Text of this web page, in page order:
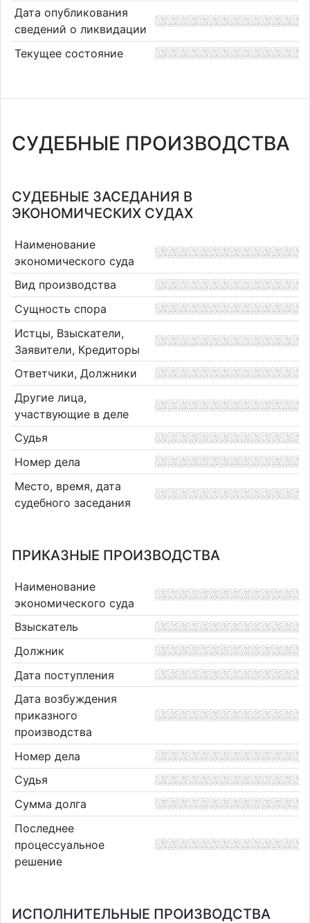
Дата опубликования
сведений о ликвидации
Текущее состояние
СУДЕБНЫЕ ПРОИЗВОДСТВА
СУДЕБНЫЕ ЗАСЕДАНИЯ В
ЭКОНОМИЧЕСКИХ СУДАХ
Наименование
экономического суда
Вид производства
Сущность спора
Истцы, Взыскатели,
Заявители, Кредиторы
Ответчики, Должники
Другие лица,
участвующие в деле
Судья
Номер дела
Место, время, дата
судебного заседания
ПРИКАЗНЫЕ ПРОИЗВОДСТВА
Наименование
экономического суда
Взыскатель
Должник
Дата поступления
Дата возбуждения
приказного
производства
Номер дела
Судья
Сумма долга
Последнее
процессуальное
решение
ИСПОЛНИТЕЛЬНЫЕ ПРОИЗВОДСТВА